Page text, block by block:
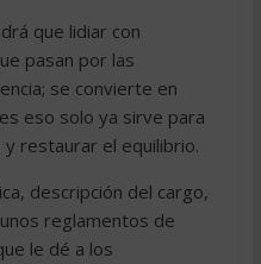
que lidiar con
pasan por las
se convierte en
eso solo ya sirve para
restaurar el equilibrio.
descripción del cargo,
reglamentos de
le dé a los